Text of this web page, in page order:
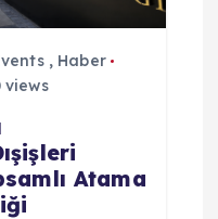
, Haber
views
Atama